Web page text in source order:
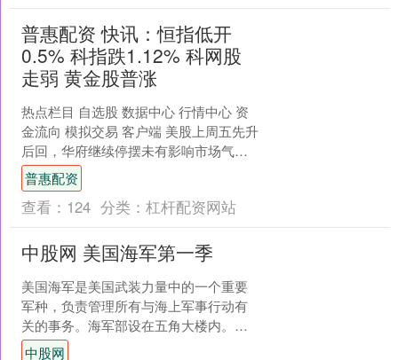
普惠配资 快讯：恒指低开
0.5% 科指跌1.12% 科网股
走弱 黄金股普涨
热点栏目 自选股 数据中心 行情中心 资
金流向 模拟交易 客户端 美股上周五先升
后回，华府继续停摆未有影响市场气氛
普惠配资，大市一度破顶，其后高位回
落，科技股走....
普惠配资
查看： 124 分类： 杠杆配资网站
中股网 美国海军第一季
美国海军是美国武装力量中的一个重要
军种，负责管理所有与海上军事行动有
关的事务。海军部设在五角大楼内。美
国海军下设七个舰队，约500,000现役和
中股网